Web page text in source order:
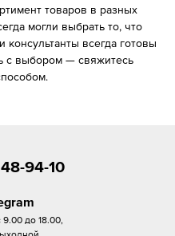
товаров в разных
могли выбрать то, что
всегда готовы
с выбором — свяжитесь
94-10
до 18.00,